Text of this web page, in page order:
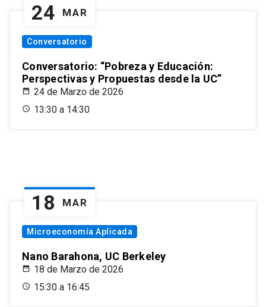
24 MAR
Conversatorio
Conversatorio: “Pobreza y Educación:
Perspectivas y Propuestas desde la UC”
24 de Marzo de 2026
13:30 a 14:30
18 MAR
Microeconomía Aplicada
Nano Barahona, UC Berkeley
18 de Marzo de 2026
15:30 a 16:45